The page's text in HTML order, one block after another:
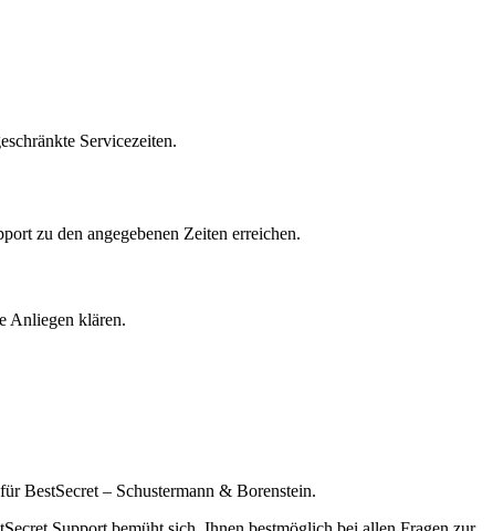
Servicezeiten.
zu den angegebenen Zeiten erreichen.
Anliegen klären.
BestSecret – Schustermann & Borenstein.